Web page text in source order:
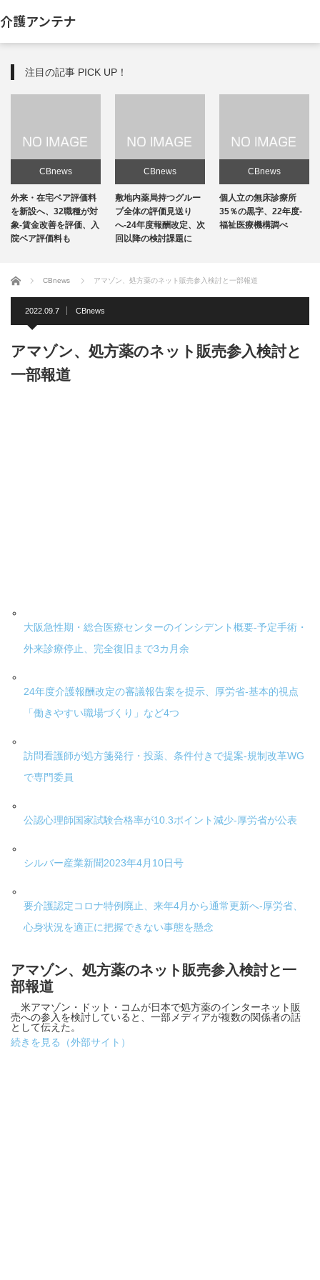
介護アンテナ
注目の記事 PICK UP！
CBnews
敷地内薬局持つグルー
プ全体の評価見送り
へ-24年度報酬改定、次
回以降の検討課題に
CBnews
個人立の無床診療所
35％の黒字、22年度-
福祉医療機構調べ
CBnews
個人立の無床診療所
35％の黒字、22年度-
福祉医療機構調べ
ホーム CBnews アマゾン、処方薬のネット販売参入検討と一部報道
2022.09.7 CBnews
アマゾン、処方薬のネット販売参入検討と
一部報道
大阪急性期・総合医療センターのインシデント概要-予定手術・
外来診療停止、完全復旧まで3カ月余
24年度介護報酬改定の審議報告案を提示、厚労省-基本的視点
「働きやすい職場づくり」など4つ
訪問看護師が処方箋発行・投薬、条件付きで提案-規制改革WG
で専門委員
公認心理師国家試験合格率が10.3ポイント減少-厚労省が公表
シルバー産業新聞2023年4月10日号
要介護認定コロナ特例廃止、来年4月から通常更新へ-厚労省、
心身状況を適正に把握できない事態を懸念
アマゾン、処方薬のネット販売参入検討と一
部報道
米アマゾン・ドット・コムが日本で処方薬のインターネット販
売への参入を検討していると、一部メディアが複数の関係者の話
として伝えた。
続きを見る（外部サイト）